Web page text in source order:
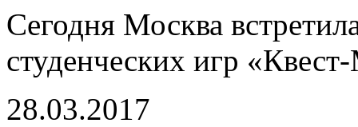
Сегодня Москва
студенческих игр
28.03.2017